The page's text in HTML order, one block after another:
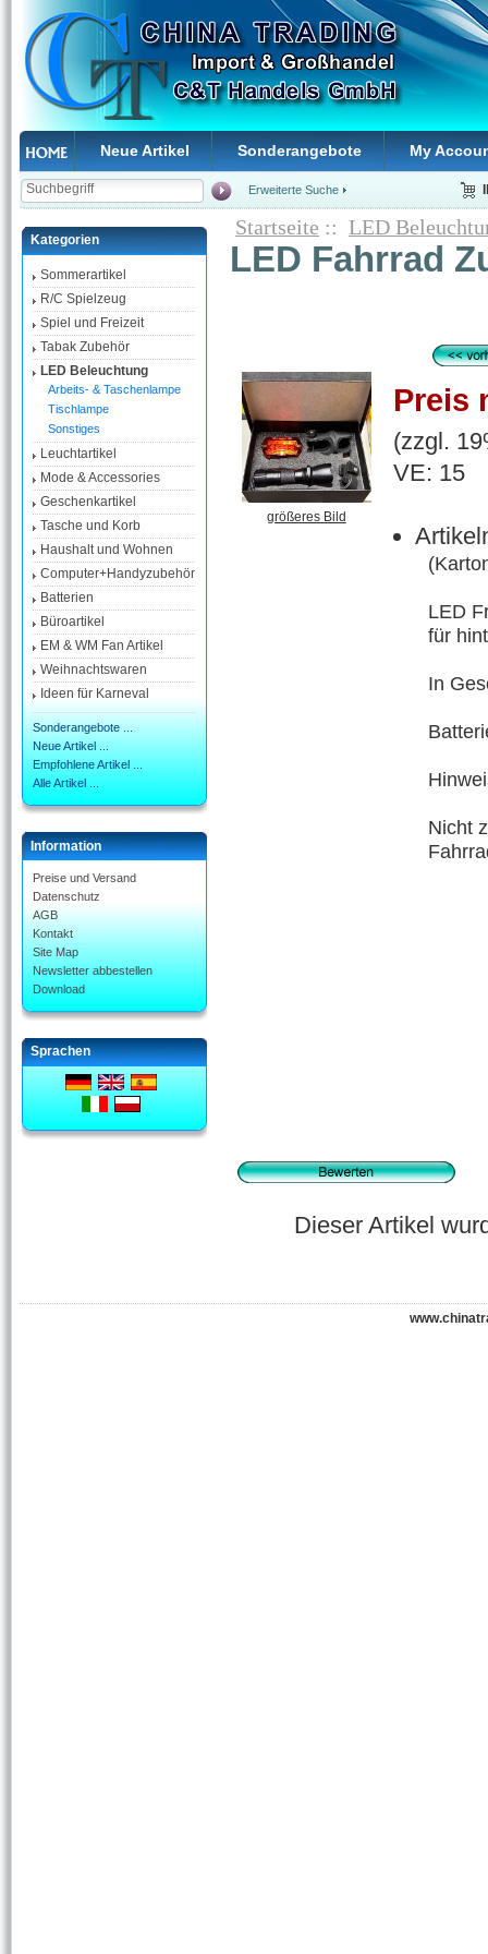
Neue Artikel Sonderangebote My
Erweiterte Suche
Kategorien
Sommerartikel
R/C Spielzeug
Spiel und Freizeit
Tabak Zubehör
LED Beleuchtung
Arbeits- & Taschenlampe
Tischlampe
Sonstiges
Leuchtartikel
Mode & Accessories
Geschenkartikel
Tasche und Korb
Haushalt und Wohnen
Computer+Handyzubehör
Batterien
Büroartikel
EM & WM Fan Artikel
Weihnachtswaren
Ideen für Karneval
Sonderangebote ...
Neue Artikel ...
Empfohlene Artikel ...
Alle Artikel ...
Information
Preise und Versand
Datenschutz
AGB
Kontakt
Site Map
Newsletter abbestellen
Download
Sprachen
Startseite :: LED
LED Fahrrad
größeres Bild
Preis
(zzgl.
VE: 15
LED
für
In
Nicht
Dieser Artikel